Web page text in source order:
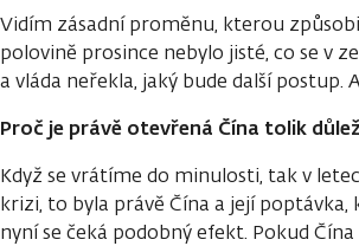
Vidím zásadní proměnu, kterou
polovině prosince nebylo jisté, co se v
a vláda neřekla, jaký bude další postup.
Proč je právě otevřená Čína tolik
Když se vrátíme do minulosti, tak v
krizi, to byla právě Čína a její
nyní se čeká podobný efekt. Pokud